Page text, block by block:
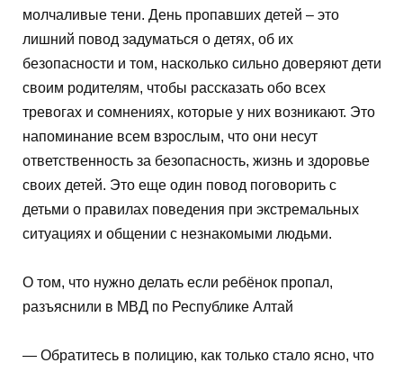
молчаливые тени. День пропавших детей – это
лишний повод задуматься о детях, об их
безопасности и том, насколько сильно доверяют дети
своим родителям, чтобы рассказать обо всех
тревогах и сомнениях, которые у них возникают. Это
напоминание всем взрослым, что они несут
ответственность за безопасность, жизнь и здоровье
своих детей. Это еще один повод поговорить с
детьми о правилах поведения при экстремальных
ситуациях и общении с незнакомыми людьми.
О том, что нужно делать если ребёнок пропал,
разъяснили в МВД по Республике Алтай
— Обратитесь в полицию, как только стало ясно, что